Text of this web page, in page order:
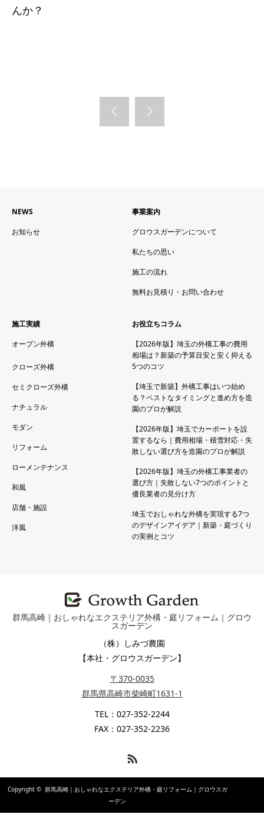
んか？
NEWS
お知らせ
事業案内
グロウスガーデンについて
私たちの思い
施工の流れ
無料お見積り・お問い合わせ
施工実績
オープン外構
クローズ外構
セミクローズ外構
ナチュラル
モダン
リフォーム
ローメンテナンス
和風
店舗・施設
洋風
お役立ちコラム
【2026年版】埼玉の外構工事の費用
相場は？新築の予算目安と安く抑える
5つのコツ
【埼玉で新築】外構工事はいつ始め
る？ベストなタイミングと進め方を造
園のプロが解説
【2026年版】埼玉でカーポートを設
置するなら｜費用相場・積雪対応・失
敗しない選び方を造園のプロが解説
【2026年版】埼玉の外構工事業者の
選び方｜失敗しない7つのポイントと
優良業者の見分け方
埼玉でおしゃれな外構を実現する7つ
のデザインアイデア｜新築・庭づくり
の実例とコツ
群馬高崎｜おしゃれなエクステリア外構・庭リフォーム｜グロウ
スガーデン
（株）しみづ農園
【本社・グロウスガーデン】
〒370-0035
群馬県高崎市柴崎町1631-1
TEL：027-352-2244
FAX：027-352-2236
Copyright © 群馬高崎｜おしゃれなエクステリア外構・庭リフォーム｜グロウスガ
ーデン